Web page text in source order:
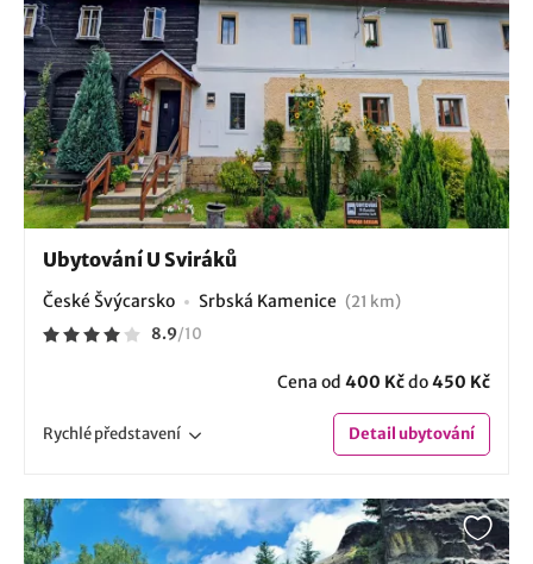
Ubytování U Sviráků
České Švýcarsko Srbská Kamenice (21 km)
8.9/10
Cena od 400 Kčdo450 Kč
Rychlépředstavení Detailubytování